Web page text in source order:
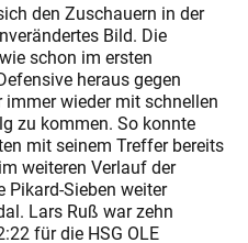
den Zuschauern in der
Bild. Die
schon im ersten
heraus gegen
wieder mit schnellen
zu kommen. So konnte
mit seinem Treffer bereits
weiteren Verlauf der
Sieben weiter
Lars Ruß war zehn
für die HSG OLE